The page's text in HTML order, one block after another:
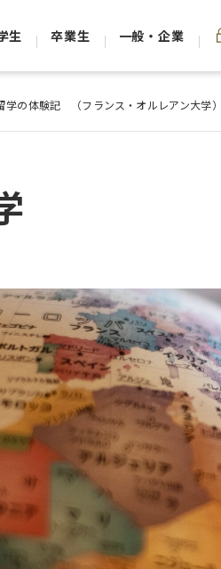
生 卒業生 一般・企業
学の体験記 （フランス・オルレアン大学